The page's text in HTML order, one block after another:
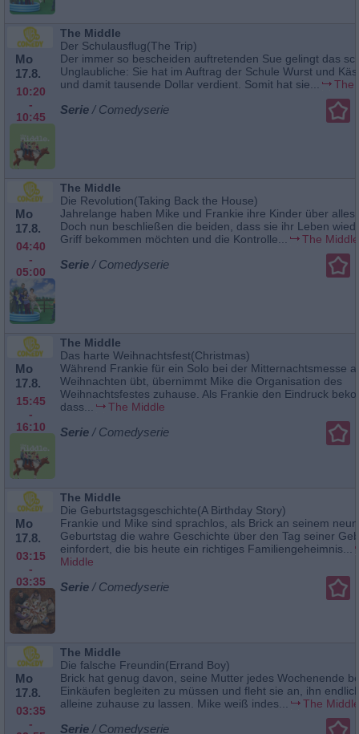
Mo
17.8.
10:20
-
10:45
The Middle
Der Schulausflug(The Trip)
Der immer so bescheiden auftretenden Sue gelingt das
Unglaubliche: Sie hat im Auftrag der Schule Wurst und
und damit tausende Dollar verdient. Somit hat sie...
The
Serie / Comedyserie
Mo
17.8.
04:40
-
05:00
The Middle
Die Revolution(Taking Back the House)
Jahrelange haben Mike und Frankie ihre Kinder über alles
Doch nun beschließen die beiden, dass sie ihr Leben
Griff bekommen möchten und die Kontrolle...
The Middle
Serie / Comedyserie
Mo
17.8.
15:45
-
16:10
The Middle
Das harte Weihnachtsfest(Christmas)
Während Frankie für ein Solo bei der Mitternachtsmesse
Weihnachten übt, übernimmt Mike die Organisation des
Weihnachtsfestes zuhause. Als Frankie den Eindruck
dass...
The Middle
Serie / Comedyserie
Mo
17.8.
03:15
-
03:35
The Middle
Die Geburtstagsgeschichte(A Birthday Story)
Frankie und Mike sind sprachlos, als Brick an seinem
Geburtstag die wahre Geschichte über den Tag seiner
einfordert, die bis heute ein richtiges Familiengeheimnis...
Middle
Serie / Comedyserie
Mo
17.8.
03:35
-
The Middle
Die falsche Freundin(Errand Boy)
Brick hat genug davon, seine Mutter jedes Wochenende
Einkäufen begleiten zu müssen und fleht sie an, ihn
alleine zuhause zu lassen. Mike weiß indes...
The Middle
Serie / Comedyserie